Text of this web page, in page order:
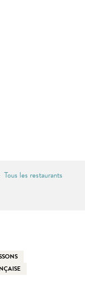
Tous les restaurants